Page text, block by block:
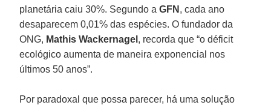
planetária caiu 30%. Segundo aGFN , cada ano
desaparecem 0,01% das espécies. O fundador da
ONG, Mathis Wackernagel , recorda que “o déficit
ecológico aumenta de maneira exponencial nos
últimos 50 anos”.
Por paradoxal que possa parecer, há uma solução